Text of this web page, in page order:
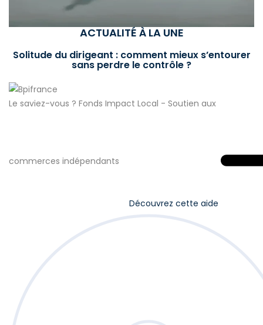
ACTUALITÉ À LA UNE
Solitude du dirigeant : comment mieux s’entourer
sans perdre le contrôle ?
Le saviez-vous ? Fonds Impact Local - Soutien aux
commerces indépendants
Découvrez cette aide